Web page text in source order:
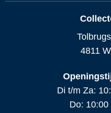
4811
Di t/m Za:
Do: 10:00